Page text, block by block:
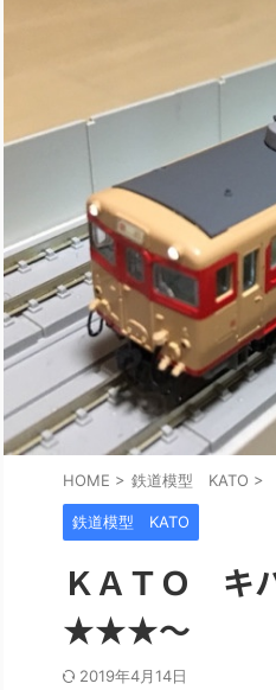
HOME > 鉄道模型 KATO >
鉄道模型 KATO
ＫＡＴＯ キ
★★★～
2019年4月14日